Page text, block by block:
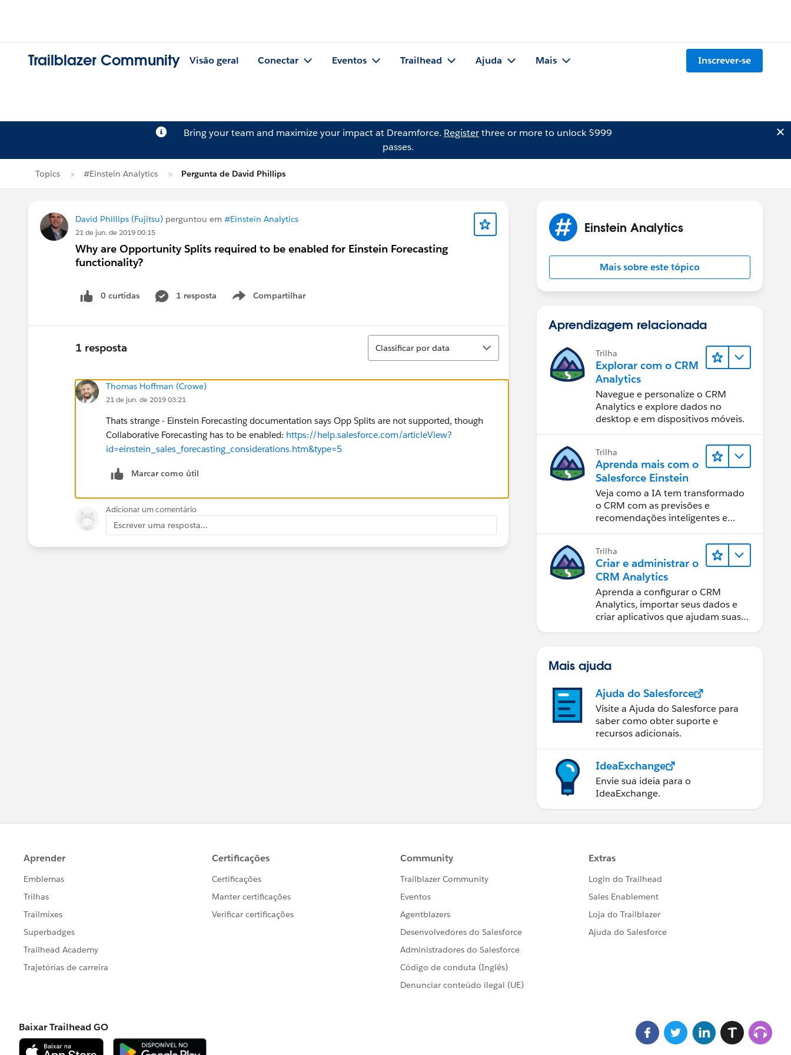
Trailblazer Community Visão geral Conectar Eventos Trailhead Ajuda Mais Inscrever-se
Bring your team and maximize your impact at Dreamforce. Registerthree or more to unlock $999
passes.
Topics #Einstein Analytics Pergunta de David Phillips
David Phillips (Fujitsu) perguntou em #Einstein Analytics
21 de jun. de 2019 00:15
Why are Opportunity Splits required to be enabled for Einstein Forecasting
functionality?
0 curtidas 1 resposta Compartilhar
Show menu
1 resposta
Classificar
Classificar por data
Thomas Hoffman (Crowe)
21 de jun. de 2019 03:21
Thats strange - Einstein Forecasting documentation says Opp Splits are not supported, though
Collaborative Forecasting has to be enabled: https://help.salesforce.com/articleView?
id=einstein_sales_forecasting_considerations.htm&type=5
Marcar como útil
Adicionar um comentário
Escrever uma resposta...
Einstein Analytics
Mais sobre este tópico
Aprendizagem relacionada
Trilha
Explorar com o CRM
Analytics
Navegue e personalize o CRM
Analytics e explore dados no
desktop e em dispositivos móveis.
Trilha
Aprenda mais com o
Salesforce Einstein
Veja como a IA tem transformado
o CRM com as previsões e
recomendações inteligentes e
Trilha
Criar e administrar o
CRM Analytics
Aprenda a configurar o CRM
Analytics, importar seus dados e
criar aplicativos que ajudam suas
Mais ajuda
Ajuda do Salesforce
Visite a Ajuda do Salesforce para
saber como obter suporte e
recursos adicionais.
IdeaExchange
Envie sua ideia para o
IdeaExchange.